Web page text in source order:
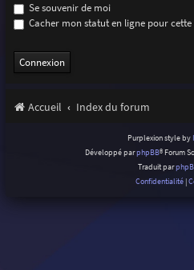
Se souvenir de moi
Cacher mon statut en ligne pour cette
Accueil Index du forum
Purplexion style by
Développé parphpBB® Forum
Traduit par
Confidentialité |